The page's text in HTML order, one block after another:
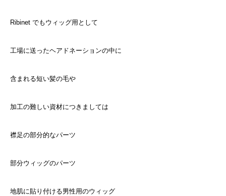
Ribinet でもウィッグ用として
工場に送ったヘアドネーションの中に
含まれる短い髪の毛や
加工の難しい資材につきましては
襟足の部分的なパーツ
部分ウィッグのパーツ
地肌に貼り付ける男性用のウィッグ